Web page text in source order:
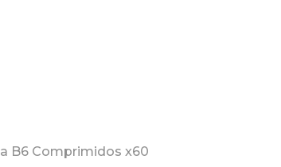
B6 Comprimidos x60